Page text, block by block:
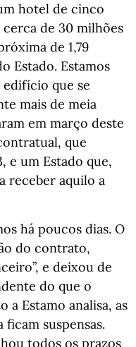
hotel de cinco
de 30 milhões
de 1,79
Estado. Estamos
edifício que se
mais de meia
em março deste
que
e um Estado que,
receber aquilo a
há poucos dias. O
do contrato,
e deixou de
do que o
a Estamo analisa, as
suspensas.
todos os prazos